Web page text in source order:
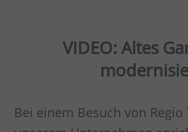
VIDEO: Altes
Bei einem Besuch von Regio